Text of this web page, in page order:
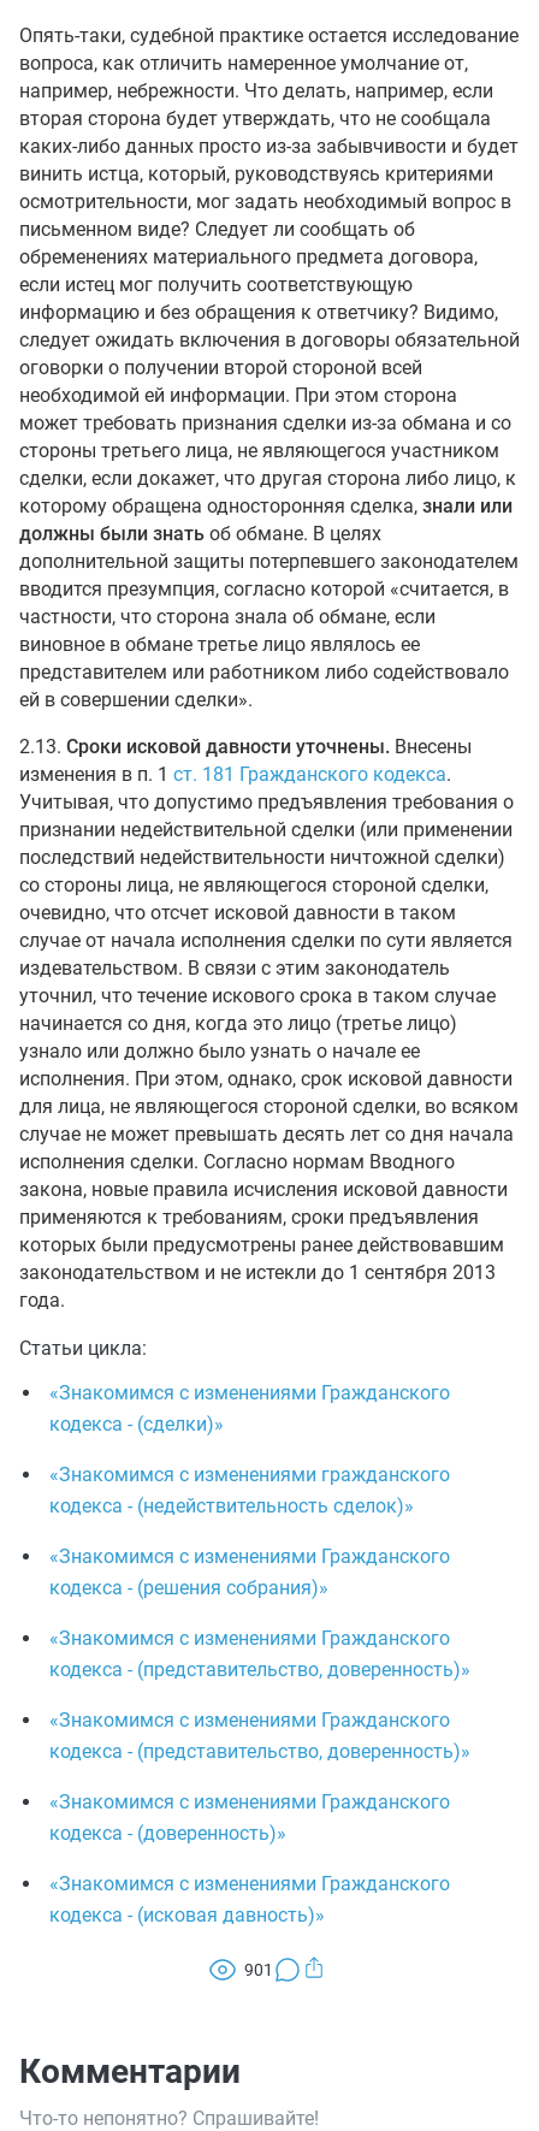
Опять-таки, судебной практике остается исследование
вопроса, как отличить намеренное умолчание от,
например, небрежности. Что делать, например, если
вторая сторона будет утверждать, что не сообщала
каких-либо данных просто из-за забывчивости и будет
винить истца, который, руководствуясь критериями
осмотрительности, мог задать необходимый вопрос в
письменном виде? Следует ли сообщать об
обременениях материального предмета договора,
если истец мог получить соответствующую
информацию и без обращения к ответчику? Видимо,
следует ожидать включения в договоры обязательной
оговорки о получении второй стороной всей
необходимой ей информации. При этом сторона
может требовать признания сделки из-за обмана и со
стороны третьего лица, не являющегося участником
сделки, если докажет, что другая сторона либо лицо, к
которому обращена односторонняя сделка, знали или
должны были знать об обмане. В целях
дополнительной защиты потерпевшего законодателем
вводится презумпция, согласно которой «считается, в
частности, что сторона знала об обмане, если
виновное в обмане третье лицо являлось ее
представителем или работником либо содействовало
ей в совершении сделки».
2.13. Сроки исковой давности уточнены. Внесены
изменения в п. 1 ст. 181 Гражданского кодекса.
Учитывая, что допустимо предъявления требования о
признании недействительной сделки (или применении
последствий недействительности ничтожной сделки)
со стороны лица, не являющегося стороной сделки,
очевидно, что отсчет исковой давности в таком
случае от начала исполнения сделки по сути является
издевательством. В связи с этим законодатель
уточнил, что течение искового срока в таком случае
начинается со дня, когда это лицо (третье лицо)
узнало или должно было узнать о начале ее
исполнения. При этом, однако, срок исковой давности
для лица, не являющегося стороной сделки, во всяком
случае не может превышать десять лет со дня начала
исполнения сделки. Согласно нормам Вводного
закона, новые правила исчисления исковой давности
применяются к требованиям, сроки предъявления
которых были предусмотрены ранее действовавшим
законодательством и не истекли до 1 сентября 2013
года.
Статьи цикла:
«Знакомимся с изменениями Гражданского
кодекса - (сделки)»
«Знакомимся с изменениями гражданского
кодекса - (недействительность сделок)»
«Знакомимся с изменениями Гражданского
кодекса - (решения собрания)»
«Знакомимся с изменениями Гражданского
кодекса - (представительство, доверенность)»
«Знакомимся с изменениями Гражданского
кодекса - (представительство, доверенность)»
«Знакомимся с изменениями Гражданского
кодекса - (доверенность)»
«Знакомимся с изменениями Гражданского
кодекса - (исковая давность)»
901
Комментарии
Что-то непонятно? Спрашивайте!